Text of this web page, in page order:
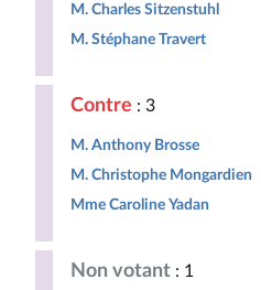
M. Charles Sitzenstuhl
M. Stéphane Travert
Contre : 3
M. Anthony Brosse
M. Christophe Mongardien
Mme Caroline Yadan
Non votant : 1